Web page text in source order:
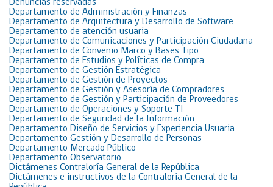
Denuncias reservadas
Departamento de Administración y Finanzas
Departamento de Arquitectura y Desarrollo de Software
Departamento de atención usuaria
Departamento de Comunicaciones y Participación Ciudadana
Departamento de Convenio Marco y Bases Tipo
Departamento de Estudios y Políticas de Compra
Departamento de Gestión Estratégica
Departamento de Gestión de Proyectos
Departamento de Gestión y Asesoría de Compradores
Departamento de Gestión y Participación de Proveedores
Departamento de Operaciones y Soporte TI
Departamento de Seguridad de la Información
Departamento Diseño de Servicios y Experiencia Usuaria
Departamento Gestión y Desarrollo de Personas
Departamento Mercado Público
Departamento Observatorio
Dictámenes Contraloría General de la República
Dictámenes e instructivos de la Contraloría General de la